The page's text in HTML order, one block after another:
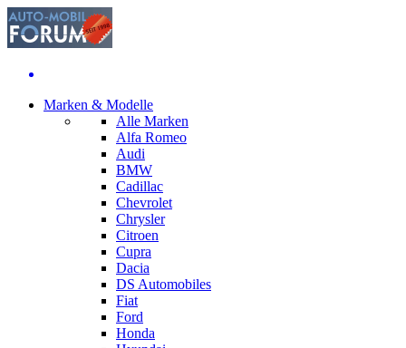
Marken & Modelle
Alle Marken
Alfa Romeo
Audi
BMW
Cadillac
Chevrolet
Chrysler
Citroen
Cupra
Dacia
DS Automobiles
Fiat
Ford
Honda